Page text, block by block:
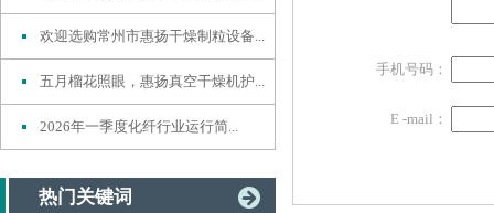
欢迎选购常州市惠扬干燥制粒设备...
五月榴花照眼，惠扬真空干燥机护...
2026年一季度化纤行业运行简...
热门关键词
手机号码：
E -mail：